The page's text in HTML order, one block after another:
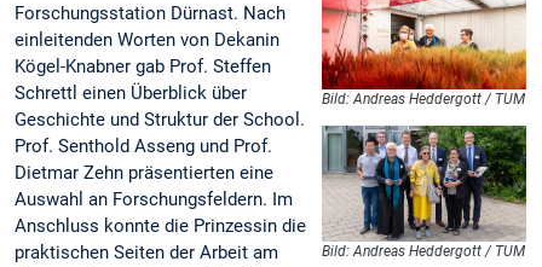
Bild: Andreas Heddergott / TUM
Bild: Andreas Heddergott / TUM
Forschungsstation Dürnast. Nach
einleitenden Worten von Dekanin
Kögel-Knabner gab Prof. Steffen
Schrettl einen Überblick über
Geschichte und Struktur der School.
Prof. Senthold Asseng und Prof.
Dietmar Zehn präsentierten eine
Auswahl an Forschungsfeldern. Im
Anschluss konnte die Prinzessin die
praktischen Seiten der Arbeit am